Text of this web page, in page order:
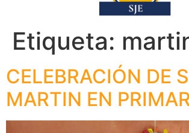
Etiqueta:
CELEBRACIÓN DE
MARTIN EN